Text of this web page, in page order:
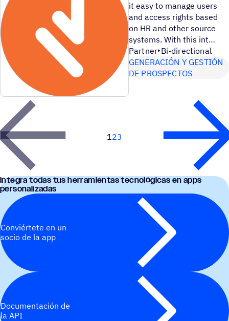
it easy to manage users
and access rights based
on HR and other source
systems. With this int
Partner Bi-directional
GENERACIÓN Y GESTIÓN
DE PROSPECTOS
1 23
Integra todas tus herra­mien­tas tecno­ló­gi­cas en apps
personalizadas
Conviértete en un
socio de la app
Documentación de
la API